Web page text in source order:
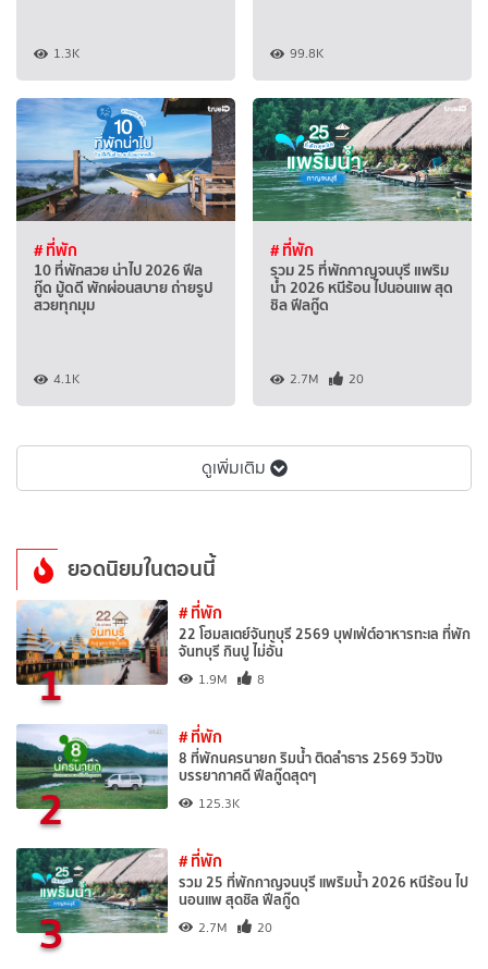
1.3K 99.8K
# ที่พัก
10 ที่พักสวย น่าไป 2026 ฟีล
กู๊ด มู้ดดี พักผ่อนสบาย ถ่ายรูป
สวยทุกมุม
4.1K
# ที่พัก
รวม 25 ที่พักกาญจนบุรี แพริม
น้ำ 2026 หนีร้อน ไปนอนแพ สุด
ชิล ฟีลกู๊ด
2.7M 20
ดูเพิ่มเติม
ยอดนิยมในตอนนี้
1
# ที่พัก
22 โฮมสเตย์จันทบุรี 2569 บุฟเฟ่ต์อาหารทะเล ที่พัก
จันทบุรี กินปู ไม่อั้น
1.9M 8
2
# ที่พัก
8 ที่พักนครนายก ริมน้ำ ติดลำธาร 2569 วิวปัง
บรรยากาศดี ฟีลกู๊ดสุดๆ
125.3K
3
# ที่พัก
รวม 25 ที่พักกาญจนบุรี แพริมน้ำ 2026 หนีร้อน ไป
นอนแพ สุดชิล ฟีลกู๊ด
2.7M 20